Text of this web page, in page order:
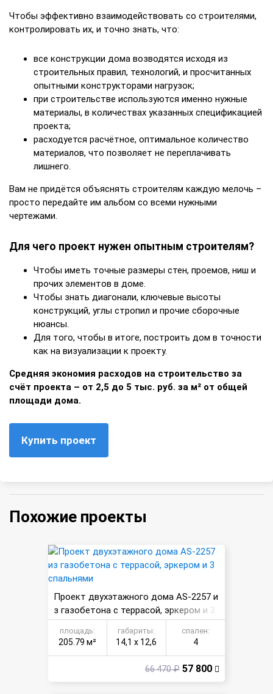
Чтобы эффективно взаимодействовать со строителями,
контролировать их, и точно знать, что:
все конструкции дома возводятся исходя из
строительных правил, технологий, и просчитанных
опытными конструкторами нагрузок;
при строительстве используются именно нужные
материалы, в количествах указанных спецификацией
проекта;
расходуется расчётное, оптимальное количество
материалов, что позволяет не переплачивать
лишнего.
Вам не придётся объяснять строителям каждую мелочь –
просто передайте им альбом со всеми нужными
чертежами.
Для чего проект нужен опытным строителям?
Чтобы иметь точные размеры стен, проемов, ниш и
прочих элементов в доме.
Чтобы знать диагонали, ключевые высоты
конструкций, углы стропил и прочие сборочные
нюансы.
Для того, чтобы в итоге, построить дом в точности
как на визуализации к проекту.
Средняя экономия расходов на строительство за
счёт проекта – от 2,5 до 5 тыс. руб. за м² от общей
площади дома.
Купить проект
Похожие проекты
Проект двухэтажного дома AS-2257 и
з газобетона с террасой, эркером и 3
площадь:
205.79 м²
габариты:
14,1 х 12,6
спален:
4
66 470 ₽ 57 800